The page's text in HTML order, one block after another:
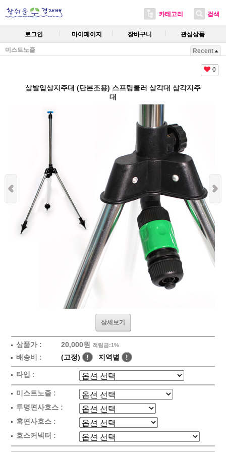
카테고리 검색
로그인 마이페이지 장바구니 관심상품
미스트노즐 Recent
0
삼발입상지주대 (단본조용) 스프링쿨러 삼각대 삼각지주
대
상세보기
상품가 : 20,000원 적립금:1%
배송비 : (고정) ! 지역별 !
타입 :
미스트노즐 :
투명편사호스 :
흑편사호스 :
호스커넥터 :